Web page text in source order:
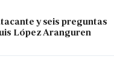
y seis preguntas
López Aranguren